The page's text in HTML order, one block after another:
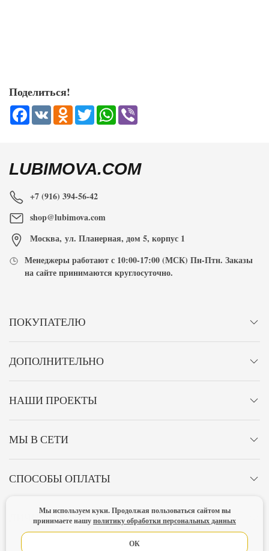
Поделиться!
Facebook
VK Odnoklassniki
TwitterWhatsApp
LUBIMOVA.COM
+7 (916) 394-56-42
shop@lubimova.com
Москва, ул. Планерная, дом 5, корпус 1
Менеджеры работают с 10:00-17:00(МСК) Пн-Птн. Заказы
на сайте принимаются круглосуточно.
ПОКУПАТЕЛЮ
ДОПОЛНИТЕЛЬНО
НАШИ ПРОЕКТЫ
МЫ В СЕТИ
СПОСОБЫ ОПЛАТЫ
ЛИЧНЫЙ КАБИНЕТ
Мы используем куки. Продолжая пользоваться сайтом вы
принимаете нашуполитику обработки персональных данных
ОК